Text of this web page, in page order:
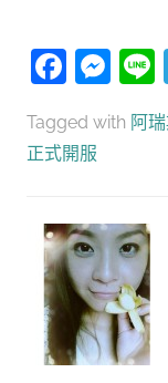
Tagged with 阿
正式開服